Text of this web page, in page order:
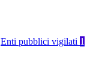
Enti pubblici vigilati 1